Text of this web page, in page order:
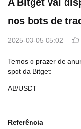
A Bitget vai
nos bots de
2025-03-05 05:02
Temos o prazer de
spot da Bitget:
AB/USDT
Referência